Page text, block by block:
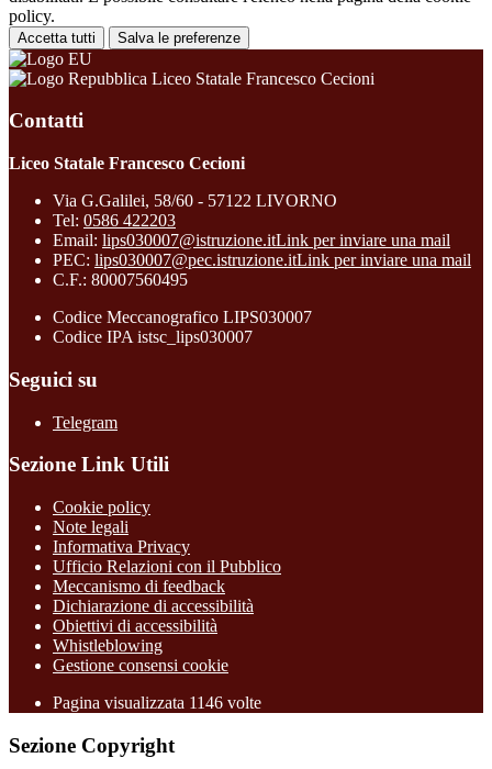
policy.
Accetta tutti Salva le preferenze
Liceo Statale Francesco Cecioni
Contatti
Liceo Statale Francesco Cecioni
Via G.Galilei, 58/60 - 57122 LIVORNO
Tel: 0586 422203
Email: lips030007@istruzione.itLink per inviare una mail
PEC: lips030007@pec.istruzione.itLink per inviare una mail
C.F.: 80007560495
Codice Meccanografico LIPS030007
Codice IPA istsc_lips030007
Seguici su
Telegram
Sezione Link Utili
Cookie policy
Note legali
Informativa Privacy
Ufficio Relazioni con il Pubblico
Meccanismo di feedback
Dichiarazione di accessibilità
Obiettivi di accessibilità
Whistleblowing
Gestione consensi cookie
Pagina visualizzata 1146 volte
Sezione Copyright